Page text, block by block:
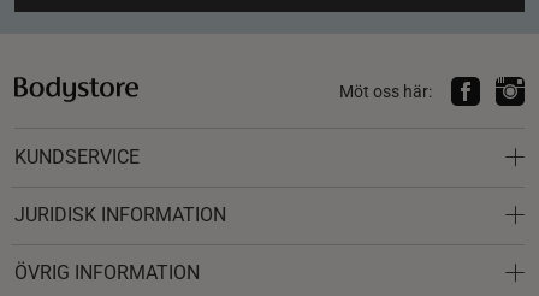
Möt oss här:
KUNDSERVICE
JURIDISK INFORMATION
ÖVRIG INFORMATION